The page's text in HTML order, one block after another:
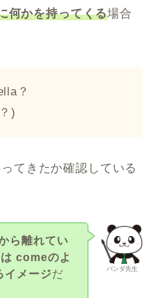
何かを持ってくる場合
？
)
てきたか確認している
パンダ先生
ら離れてい
comeのよ
イメージだ